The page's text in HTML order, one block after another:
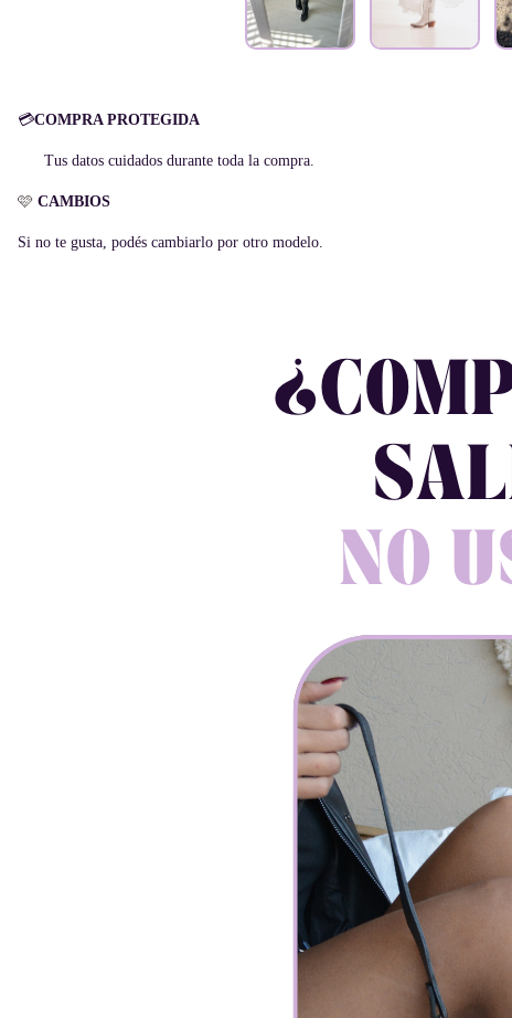
💳COMPRA PROTEGIDA
Tus datos cuidados durante toda la compra.
🩷 CAMBIOS
Si no te gusta, podés cambiarlo por otro modelo.